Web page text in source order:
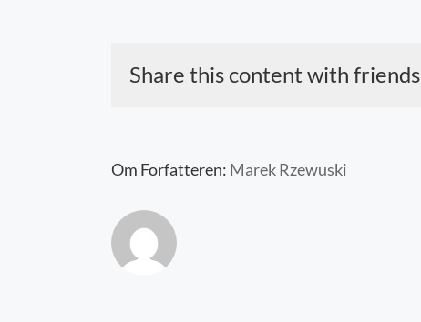
Share this content with friends
Om Forfatteren: Marek Rzewuski